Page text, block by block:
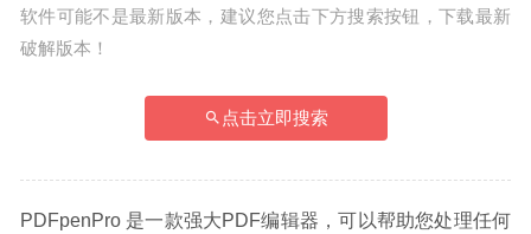
软件可能不是最新版本，建议您点击下方搜索按钮，下载最新
破解版本！
点击立即搜索
PDFpenPro 是一款强大PDF编辑器，可以帮助您处理任何